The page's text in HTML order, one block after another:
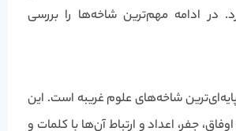
در ادامه مهم‌ترین شاخه‌ها را بررسی
شاخه‌های علوم غریبه است. این
جفر، اعداد و ارتباط آن‌ها با کلمات و